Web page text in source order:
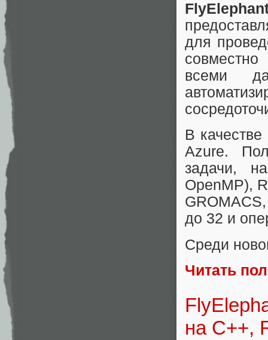
для
всеми
В качестве
Azure.
задачи,
OpenMP),
до 32 и
Среди
Читать
на C++,